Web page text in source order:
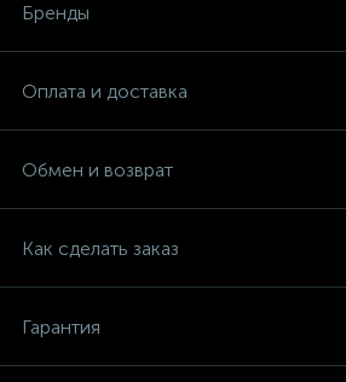
Бренды
Оплата и доставка
Обмен и возврат
Как сделать заказ
Гарантия